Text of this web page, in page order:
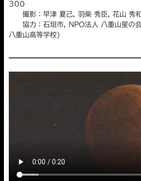
300
撮影：早津 夏己, 羽柴 秀臣, 花山 秀和
協力：石垣市, NPO法人 八重山星の
八重山高等学校)